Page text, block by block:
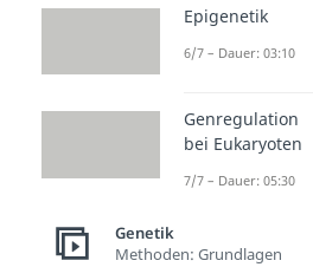
1.
DieGenotypen
Epigenetik
6/7 – Dauer: 03:10
Genregulation
bei Eukaryoten
7/7 – Dauer: 05:30
Genetik
Methoden: Grundlagen